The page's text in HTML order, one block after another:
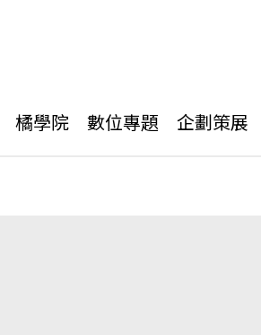
橘學院 數位專題 企劃策展